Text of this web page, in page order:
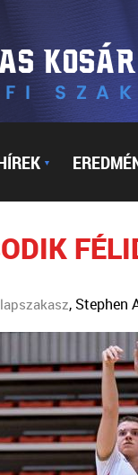
▼
, Stephen